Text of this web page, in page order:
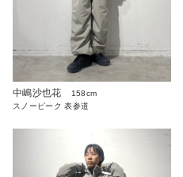
中嶋沙也花
158cm
スノーピーク 表参道